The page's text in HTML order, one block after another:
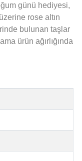
günü hediyesi,
rose altın
bulunan taşlar
ürün ağırlığında